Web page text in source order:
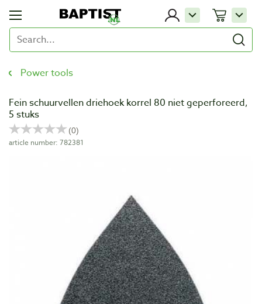
Power tools
Fein schuurvellen driehoek korrel 80 niet geperforeerd,
5 stuks
article number: 782381